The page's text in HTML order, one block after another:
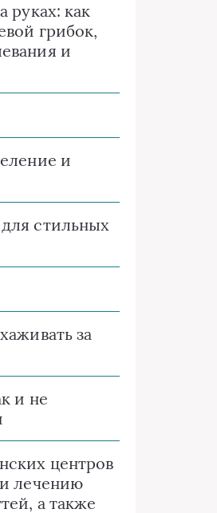
руках: как
грибок,
и
и
стильных
за
и не
центров
лечению
а также